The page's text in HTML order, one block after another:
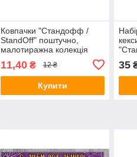
Ковпачки "Стандофф /
StandOff" поштучно,
малотиражна колекція
11,40₴ 12 ₴
Купити
35